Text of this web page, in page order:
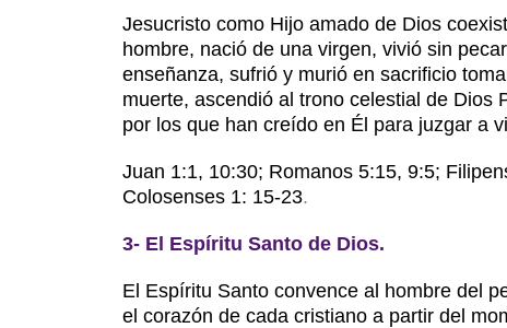
Jesucristo como Hijo amado de Dios
hombre, nació de una virgen, vivió sin
enseñanza, sufrió y murió en sacrificio
muerte, ascendió al trono celestial de Dios
por los que han creído en Él para juzgar a
Juan 1:1, 10:30; Romanos 5:15, 9:5;
Colosenses 1: 15-23.
3- El Espíritu Santo de Dios.
El Espíritu Santo convence al hombre del
el corazón de cada cristiano a partir del